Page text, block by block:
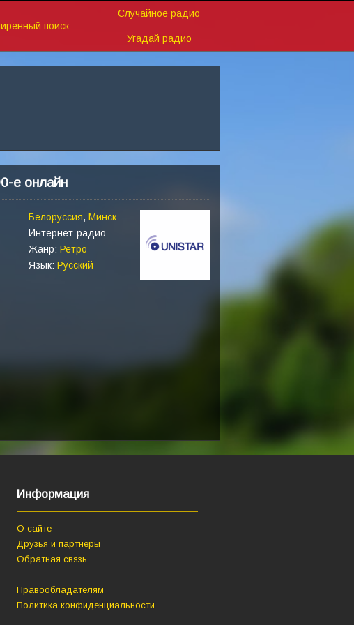
поиск
Случайное радио
Угадай радио
е онлайн
Белоруссия, Минск
Интернет-радио
Жанр: Ретро
Язык: Русский
Информация
О сайте
Друзья и партнеры
Обратная связь
Правообладателям
Политика конфиденциальности